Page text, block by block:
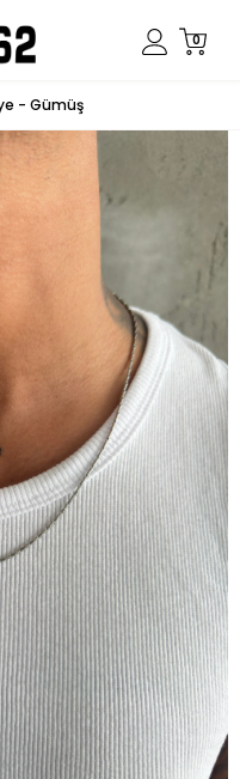
0
- Gümüş